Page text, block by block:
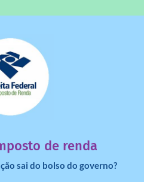
de renda
sai do bolso do governo?
ir para o governo?
mais